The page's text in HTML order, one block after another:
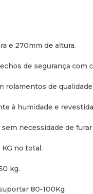
e 270mm de altura.
de segurança com
rolamentos de
à humidade e
necessidade de furar
no total.
kg.
80-100Kg